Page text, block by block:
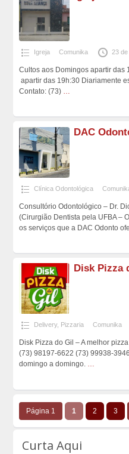
Igreja Comunika 23
Cultos aos Domingos apartir das
apartir das 19h:30 Diariamente
Contato: (73) …
DAC
Clínica Odontológica
Consultório Odontológico – Dr.
(Cirurgião Dentista pela UFBA –
os serviços que a DAC Odonto
Disk Pizza
Delivery, Pizzaria Comunika
Disk Pizza do Gil – A melhor
(73) 98197-6622 (73) 99938-
domingo a domingo. …
Página 1 1 2 3
Curta Aqui